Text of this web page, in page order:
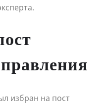
избран на пост